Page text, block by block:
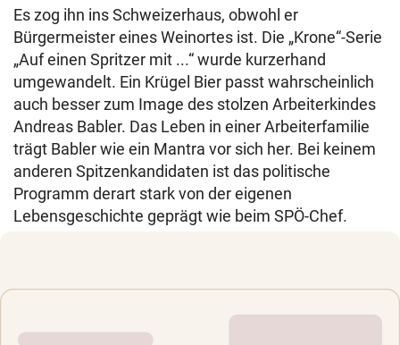
Es zog ihn ins Schweizerhaus, obwohl er
Bürgermeister eines Weinortes ist. Die „Krone“-Serie
„Auf einen Spritzer mit ...“ wurde kurzerhand
umgewandelt. Ein Krügel Bier passt wahrscheinlich
auch besser zum Image des stolzen Arbeiterkindes
Andreas Babler. Das Leben in einer Arbeiterfamilie
trägt Babler wie ein Mantra vor sich her. Bei keinem
anderen Spitzenkandidaten ist das politische
Programm derart stark von der eigenen
Lebensgeschichte geprägt wie beim SPÖ-Chef.